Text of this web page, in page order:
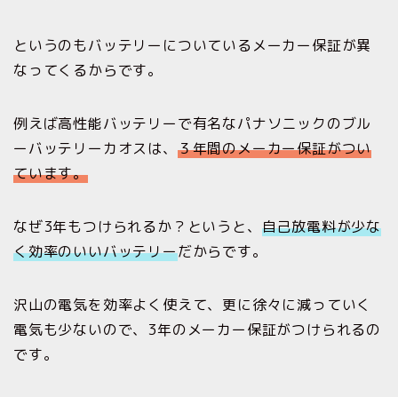
というのもバッテリーについているメーカー保証が異
なってくるからです。
例えば高性能バッテリーで有名なパナソニックのブル
ーバッテリーカオスは、 ３年間のメーカー保証がつい
ています。
なぜ3年もつけられるか？というと、 自己放電料が少な
く効率のいいバッテリーだからです。
沢山の電気を効率よく使えて、更に徐々に減っていく
電気も少ないので、3年のメーカー保証がつけられるの
です。